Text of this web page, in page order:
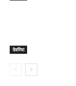
देवरिया